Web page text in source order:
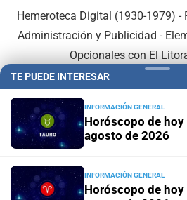
Hemeroteca Digital (1930-1979) -
Administración y Publicidad -
Opcionales con El
En Asociación
TE PUEDE INTERESAR
INFORMACIÓN GENERAL
Horóscopo de
agosto de 2026
INFORMACIÓN GENERAL
Horóscopo de